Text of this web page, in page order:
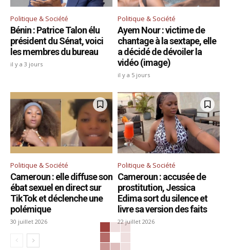
Politique & Société
Bénin : Patrice Talon élu
président du Sénat, voici
les membres du bureau
il y a 3 jours
Politique & Société
Ayem Nour : victime de
chantage à la sextape, elle
a décidé de dévoiler la
vidéo (image)
il y a 5 jours
Politique & Société
Cameroun : elle diffuse son
ébat sexuel en direct sur
TikTok et déclenche une
polémique
30 juillet 2026
Politique & Société
Cameroun : accusée de
prostitution, Jessica
Edima sort du silence et
livre sa version des faits
22 juillet 2026